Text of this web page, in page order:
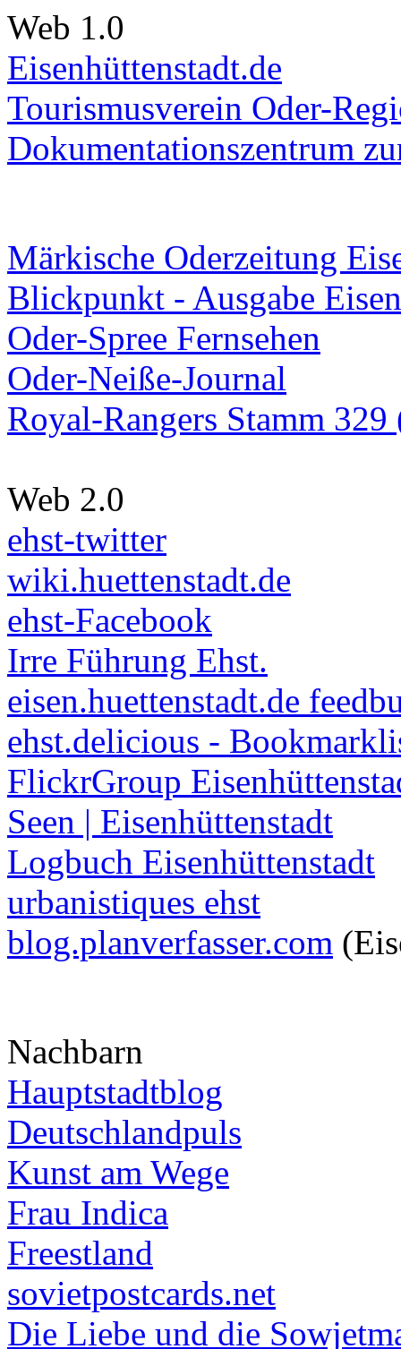
Web 1.0
Eisenhüttenstadt.de
Tourismusverein Oder-
Dokumentationszentrum
Märkische Oderzeitung
Blickpunkt - Ausgabe
Oder-Spree Fernsehen
Oder-Neiße-Journal
Royal-Rangers Stamm
Web 2.0
ehst-twitter
wiki.huettenstadt.de
ehst-Facebook
Irre Führung Ehst.
eisen.huettenstadt.de
ehst.delicious -
FlickrGroup
Seen | Eisenhüttenstadt
Logbuch Eisenhüttenstadt
urbanistiques ehst
blog.planverfasser.com
Nachbarn
Hauptstadtblog
Deutschlandpuls
Kunst am Wege
Frau Indica
Freestland
sovietpostcards.net
Die Liebe und die